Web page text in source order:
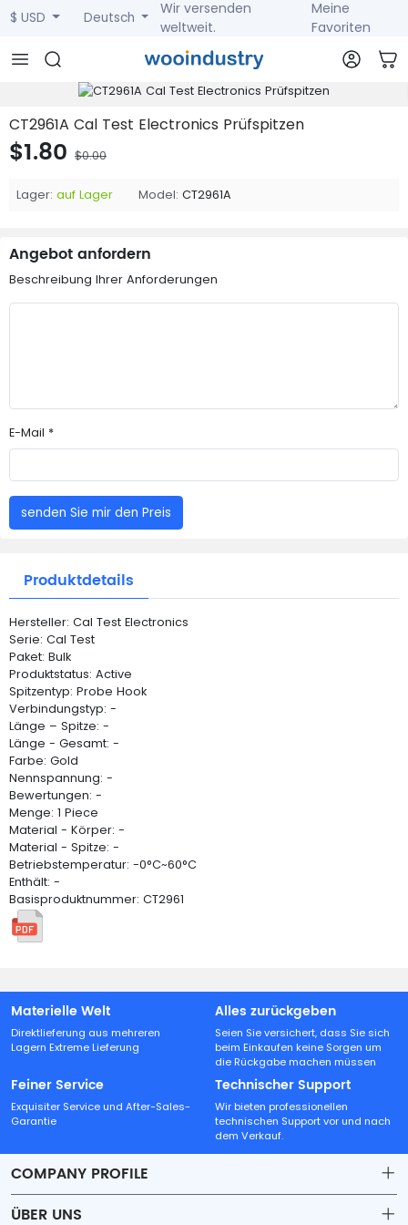
$ USD Deutsch
Wir versenden
weltweit.
Meine
Favoriten
CT2961A Cal Test Electronics Prüfspitzen
$1.80 $0.00
Lager: auf Lager Model: CT2961A
Angebot anfordern
Beschreibung Ihrer Anforderungen
E-Mail *
senden Sie mir den Preis
Produktdetails
Hersteller: Cal Test Electronics
Serie: Cal Test
Paket: Bulk
Produktstatus: Active
Spitzentyp: Probe Hook
Verbindungstyp: -
Länge – Spitze: -
Länge - Gesamt: -
Farbe: Gold
Nennspannung: -
Bewertungen: -
Menge: 1 Piece
Material - Körper: -
Material - Spitze: -
Betriebstemperatur: -0°C~60°C
Enthält: -
Basisproduktnummer: CT2961
Materielle Welt
Direktlieferung aus mehreren
Lagern Extreme Lieferung
Alles zurückgeben
Seien Sie versichert, dass Sie sich
beim Einkaufen keine Sorgen um
die Rückgabe machen müssen
Feiner Service
Exquisiter Service und After-Sales-
Garantie
Technischer Support
Wir bieten professionellen
technischen Support vor und nach
dem Verkauf.
COMPANY PROFILE
ÜBER UNS